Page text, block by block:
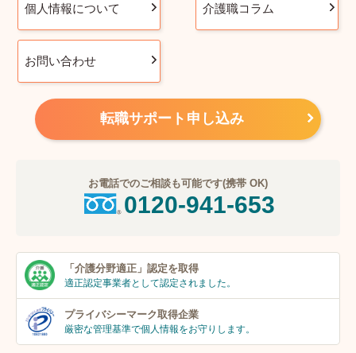
個人情報について 介護職コラム
お問い合わせ
転職サポート申し込み
お電話でのご相談も可能です(携帯 OK)
0120-941-653
「介護分野適正」 認定を取得
適正認定事業者として認定されました。
プライバシーマーク取得企業
厳密な管理基準で個人情報をお守りします。